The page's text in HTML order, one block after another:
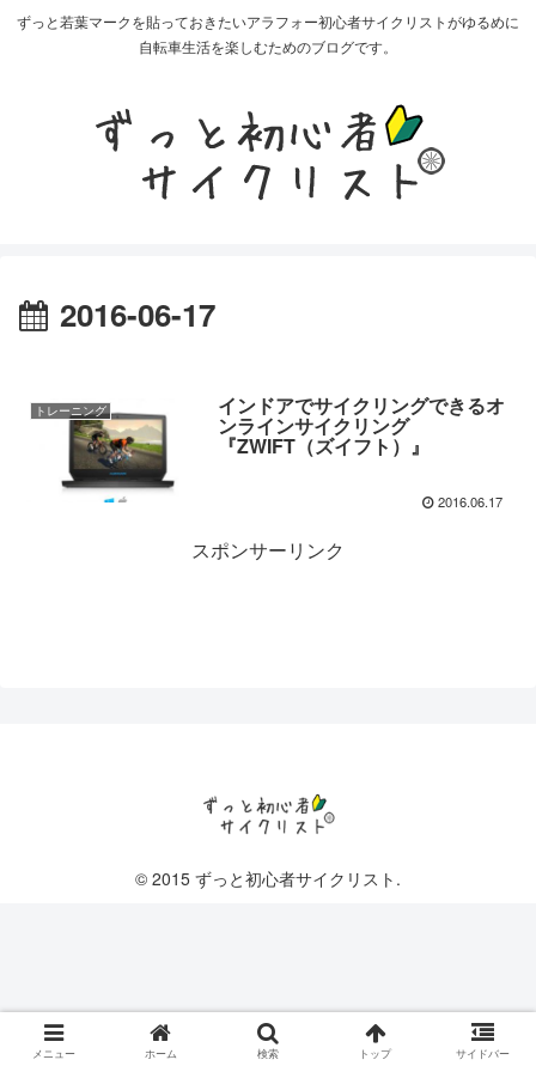
ずっと若葉マークを貼っておきたいアラフォー初心者サイクリストがゆるめに
自転車生活を楽しむためのブログです。
2016-06-17
トレーニング インドアでサイクリングできるオ
ンラインサイクリング
『ZWIFT（ズイフト）』
2016.06.17
スポンサーリンク
© 2015 ずっと初心者サイクリスト.
メニュー ホーム 検索 トップ サイドバー